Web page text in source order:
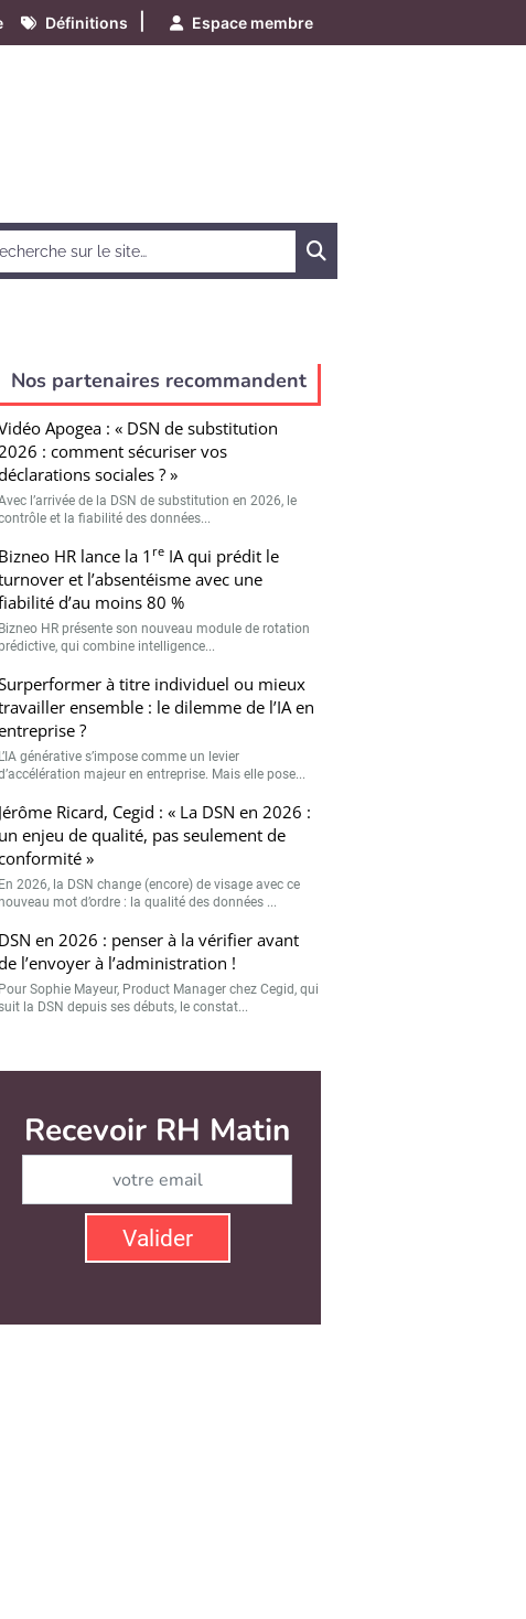
Définitions Espace membre
Nos partenaires recommandent
Apogea : « DSN de substitution
: comment sécuriser vos
sociales ? »
l’arrivée de la DSN de substitution en 2026, le
et la fiabilité des données...
Bizneo HR lance la 1 reIA qui prédit le
et l’absentéisme avec une
d’au moins 80 %
Bizneo HR présente son nouveau module de rotation
qui combine intelligence...
à titre individuel ou mieux
ensemble : le dilemme de l’IA en
?
L’IA générative s’impose comme un levier
majeur en entreprise. Mais elle pose...
Jérôme Ricard, Cegid : « La DSN en 2026 :
un enjeu de qualité, pas seulement de
»
En 2026, la DSN change (encore) de visage avec ce
mot d’ordre : la qualité des données ...
DSN en 2026 : penser à la vérifier avant
l’envoyer à l’administration !
Pour Sophie Mayeur, Product Manager chez Cegid, qui
la DSN depuis ses débuts, le constat...